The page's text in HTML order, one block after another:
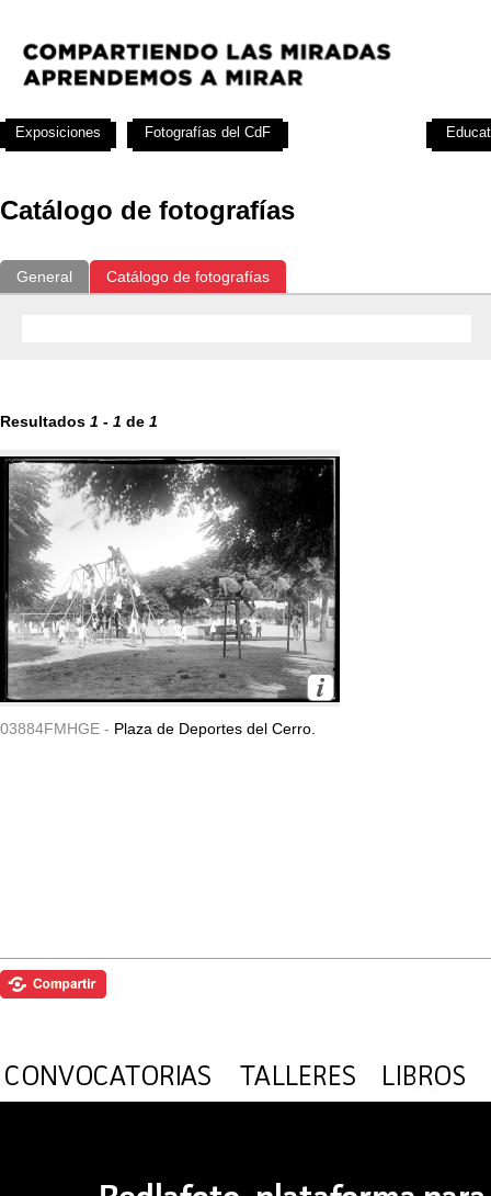
Catálogo de fotografías
General Catálogo de fotografías
Resultados 1 - 1 de 1
03884FMHGE - Plaza de Deportes del Cerro.
Exposiciones Fotografías del CdF